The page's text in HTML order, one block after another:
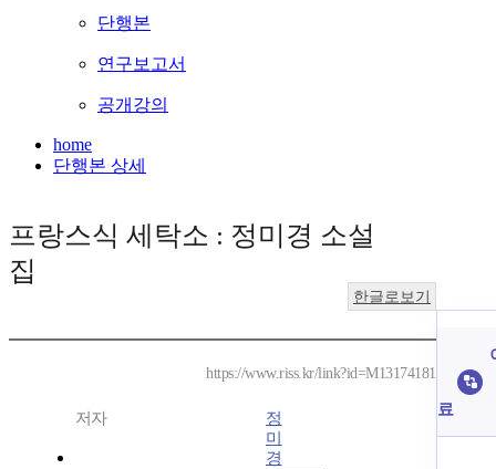
단행본
연구보고서
공개강의
home
단행본 상세
프랑스식 세탁소 : 정미경 소설
집
한글로보기
https://www.riss.kr/link?id=M13174181
저자
정
미
경
료